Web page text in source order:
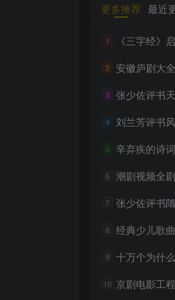
更多推荐 最近
1 《三字经》
2 安徽庐剧大全
3 张少佐评书天
4 刘兰芳评书风
5 辛弃疾的诗
6 潮剧视频全剧
7 张少佐评书隋
8 经典少儿歌
9 十万个为什么
10 京剧电影工程赵